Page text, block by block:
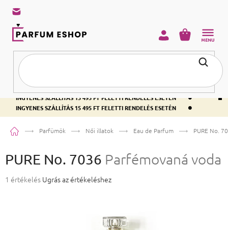
INGYENES SZÁLLÍTÁS 15 495 FT FELETTI RENDELÉS ESETÉN •
INGYENES SZÁLLÍTÁS 15 495 FT FELETTI RENDELÉS ESETÉN •
INGYENES SZÁLLÍTÁS 15 495 FT FELETTI RENDELÉS ESETÉN •
KOSÁR
KezdőlapParfümök Női illatok Eau de Parfum PURE No.
PURE No. 7036 Parfémovaná voda
A termék átlagos értékelése 5-ből 5,0 csillag.
1 értékelés Ugrás az értékeléshez